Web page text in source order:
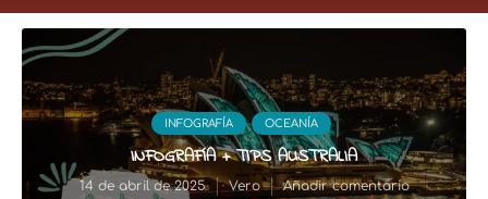
INFOGRAFÍA OCEANÍA
INFOGRAFÍA + TIPS AUSTRALIA
14 de abril de 2025 Vero Añadir comentario